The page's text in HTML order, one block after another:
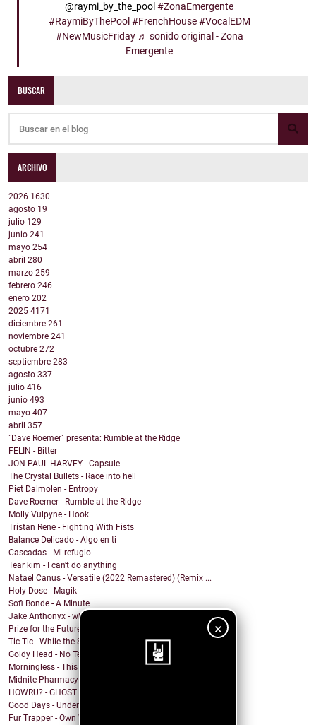
×
@raymi_by_the_pool#ZonaEmergente
#RaymiByThePool #FrenchHouse #VocalEDM
#NewMusicFriday ♬ sonido original - Zona
Emergente
BUSCAR
ARCHIVO
2026 1630
agosto 19
julio 129
junio 241
mayo 254
abril 280
marzo 259
febrero 246
enero 202
2025 4171
diciembre 261
noviembre 241
octubre 272
septiembre 283
agosto 337
julio 416
junio 493
mayo 407
abril 357
´Dave Roemer´ presenta: Rumble at the Ridge
FELIN - Bitter
JON PAUL HARVEY - Capsule
The Crystal Bullets - Race into hell
Piet Dalmolen - Entropy
Dave Roemer - Rumble at the Ridge
Molly Vulpyne - Hook
Tristan Rene - Fighting With Fists
Balance Delicado - Algo en ti
Cascadas - Mi refugio
Tear kim - I can't do anything
Natael Canus - Versatile (2022 Remastered) (Remix ...
Holy Dose - Magik
Sofi Bonde - A Minute
Jake Anthonyx - what happened to yesterday?
Prize for the Future - Farewell
Tic Tic - While the Shadows Grow
Goldy Head - No Tengo Problema (Contigo)
Morningless - This Party
Midnite Pharmacy - Becoming
HOWRU? - GHOST
Good Days - Undertow
Fur Trapper - Own Worst Enemy